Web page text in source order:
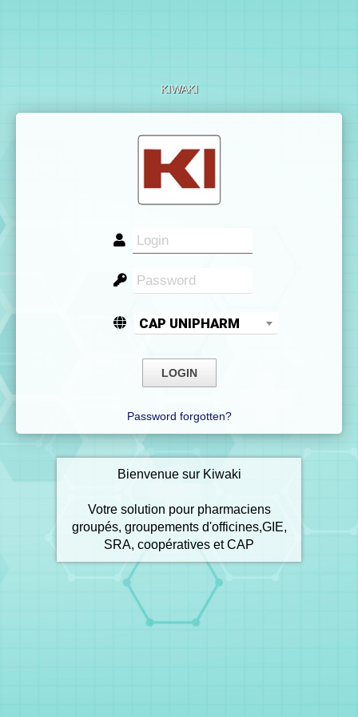
KIWAKI
CAP UNIPHARM
Password forgotten?
Bienvenue sur Kiwaki
Votre solution pour pharmaciens
groupés, groupements d'officines,GIE,
SRA, coopératives et CAP